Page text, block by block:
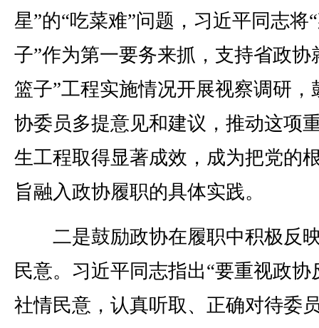
星”的“吃菜难”问题，习近平同志将
子”作为第一要务来抓，支持省政协
篮子”工程实施情况开展视察调研，
协委员多提意见和建议，推动这项
生工程取得显著成效，成为把党的
旨融入政协履职的具体实践。
二是鼓励政协在履职中积极反
民意。习近平同志指出“要重视政协
社情民意，认真听取、正确对待委